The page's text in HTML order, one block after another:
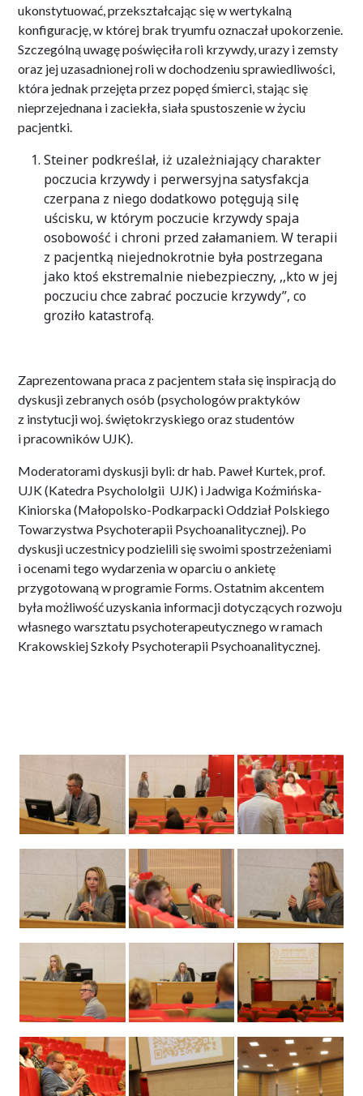
ukonstytuować, przekształcając się w wertykalną
konfigurację, w której brak tryumfu oznaczał upokorzenie.
Szczególną uwagę poświęciła roli krzywdy, urazy i zemsty
oraz jej uzasadnionej roli w dochodzeniu sprawiedliwości,
która jednak przejęta przez popęd śmierci, stając się
nieprzejednana i zaciekła, siała spustoszenie w życiu
pacjentki.
Steiner podkreślał, iż uzależniający charakter
poczucia krzywdy i perwersyjna satysfakcja
czerpana z niego dodatkowo potęgują silę
uścisku, w którym poczucie krzywdy spaja
osobowość i chroni przed załamaniem. W terapii
z pacjentką niejednokrotnie była postrzegana
jako ktoś ekstremalnie niebezpieczny, ,,kto w jej
poczuciu chce zabrać poczucie krzywdy”, co
groziło katastrofą.
Zaprezentowana praca z pacjentem stała się inspiracją do
dyskusji zebranych osób (psychologów praktyków
z instytucji woj. świętokrzyskiego oraz studentów
i pracowników UJK).
Moderatorami dyskusji byli: dr hab. Paweł Kurtek, prof.
UJK (Katedra Psychololgii UJK) i Jadwiga Koźmińska-
Kiniorska (Małopolsko-Podkarpacki Oddział Polskiego
Towarzystwa Psychoterapii Psychoanalitycznej). Po
dyskusji uczestnicy podzielili się swoimi spostrzeżeniami
i ocenami tego wydarzenia w oparciu o ankietę
przygotowaną w programie Forms. Ostatnim akcentem
była możliwość uzyskania informacji dotyczących rozwoju
własnego warsztatu psychoterapeutycznego w ramach
Krakowskiej Szkoły Psychoterapii Psychoanalitycznej.